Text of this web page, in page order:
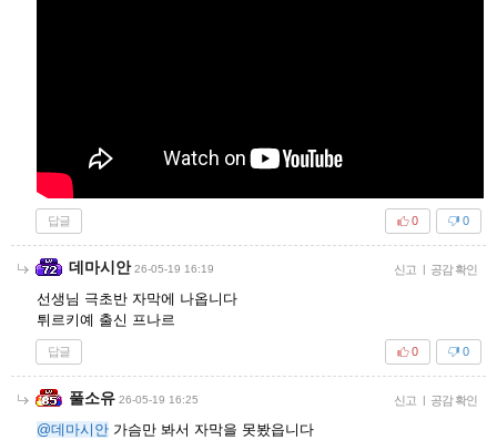
답글 0
0
데마시안 26-05-19 16:19 신고 | 공감 확인
선생님 극초반 자막에 나옵니다
튀르키예 출신 프나르
답글 0
0
풀소유 26-05-19 16:25 신고 | 공감 확인
@데마시안 가슴만 봐서 자막을 못봤읍니다